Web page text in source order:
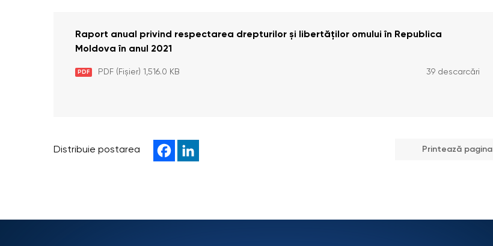
Raport anual privind respectarea drepturilor și libertăților omului în Republica
Moldova în anul 2021
PDF PDF (Fișier) 1,516.0 KB 39 descarcări
Distribuie postarea Printează pagina